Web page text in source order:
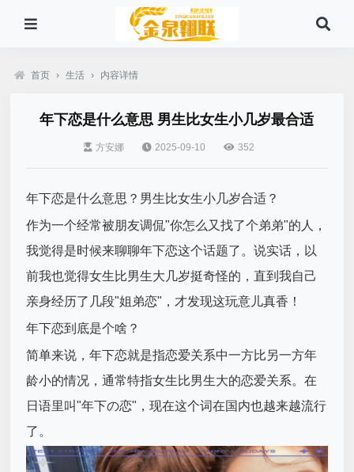
首页 › 生活 › 内容详情
年下恋是什么意思 男生比女生小几岁最合适
方安娜 2025-09-10 352
年下恋是什么意思？男生比女生小几岁合适？
作为一个经常被朋友调侃"你怎么又找了个弟弟"的人，
我觉得是时候来聊聊年下恋这个话题了。说实话，以
前我也觉得女生比男生大几岁挺奇怪的，直到我自己
亲身经历了几段"姐弟恋"，才发现这玩意儿真香！
年下恋到底是个啥？
简单来说，年下恋就是指恋爱关系中一方比另一方年
龄小的情况，通常特指女生比男生大的恋爱关系。在
日语里叫"年下の恋"，现在这个词在国内也越来越流行
了。